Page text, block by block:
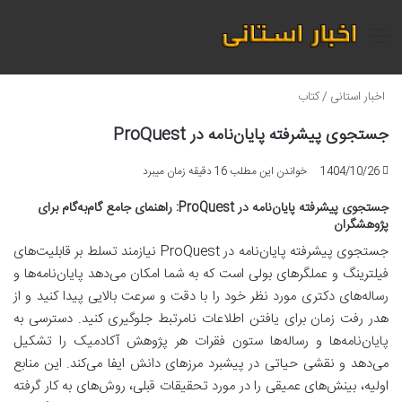
منو
اخبار استانی /کتاب
جستجوی پیشرفته پایان‌نامه در ProQuest
1404/10/26 خواندن این مطلب 16 دقیقه زمان میبرد
جستجوی پیشرفته پایان‌نامه در ProQuest: راهنمای جامع گام‌به‌گام برای
پژوهشگران
جستجوی پیشرفته پایان‌نامه در ProQuest نیازمند تسلط بر قابلیت‌های
فیلترینگ و عملگرهای بولی است که به شما امکان می‌دهد پایان‌نامه‌ها و
رساله‌های دکتری مورد نظر خود را با دقت و سرعت بالایی پیدا کنید و از
هدر رفت زمان برای یافتن اطلاعات نامرتبط جلوگیری کنید. دسترسی به
پایان‌نامه‌ها و رساله‌ها ستون فقرات هر پژوهش آکادمیک را تشکیل
می‌دهد و نقشی حیاتی در پیشبرد مرزهای دانش ایفا می‌کند. این منابع
اولیه، بینش‌های عمیقی را در مورد تحقیقات قبلی، روش‌های به کار گرفته